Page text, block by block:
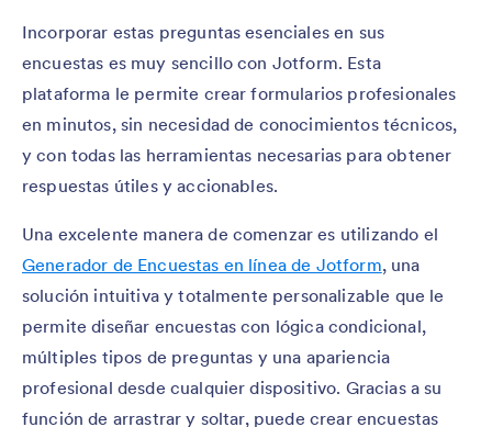
Incorporar estas preguntas esenciales en sus
encuestas es muy sencillo con Jotform. Esta
plataforma le permite crear formularios profesionales
en minutos, sin necesidad de conocimientos técnicos,
y con todas las herramientas necesarias para obtener
respuestas útiles y accionables.
Una excelente manera de comenzar es utilizando el
Generador de Encuestas en línea de Jotform, una
solución intuitiva y totalmente personalizable que le
permite diseñar encuestas con lógica condicional,
múltiples tipos de preguntas y una apariencia
profesional desde cualquier dispositivo. Gracias a su
función de arrastrar y soltar, puede crear encuestas